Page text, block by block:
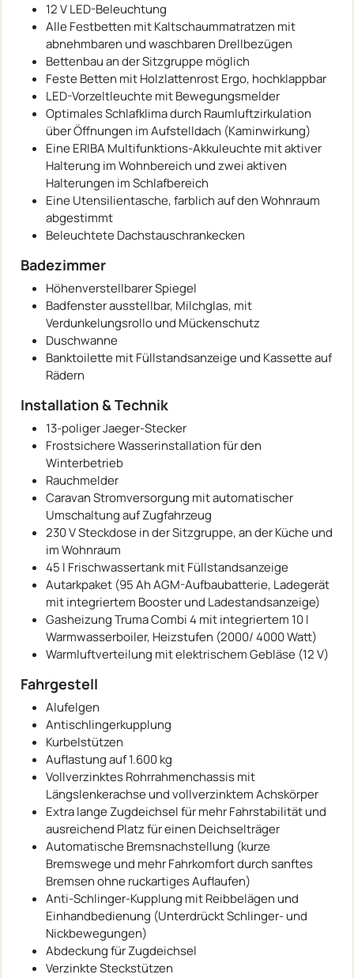
12 V LED-Beleuchtung
Alle Festbetten mit Kaltschaummatratzen mit
abnehmbaren und waschbaren Drellbezügen
Bettenbau an der Sitzgruppe möglich
Feste Betten mit Holzlattenrost Ergo, hochklappbar
LED-Vorzeltleuchte mit Bewegungsmelder
Optimales Schlafklima durch Raumluftzirkulation
über Öffnungen im Aufstelldach (Kaminwirkung)
Eine ERIBA Multifunktions-Akkuleuchte mit aktiver
Halterung im Wohnbereich und zwei aktiven
Halterungen im Schlafbereich
Eine Utensilientasche, farblich auf den Wohnraum
abgestimmt
Beleuchtete Dachstauschrankecken
Badezimmer
Höhenverstellbarer Spiegel
Badfenster ausstellbar, Milchglas, mit
Verdunkelungsrollo und Mückenschutz
Duschwanne
Banktoilette mit Füllstandsanzeige und Kassette auf
Rädern
Installation & Technik
13-poliger Jaeger-Stecker
Frostsichere Wasserinstallation für den
Winterbetrieb
Rauchmelder
Caravan Stromversorgung mit automatischer
Umschaltung auf Zugfahrzeug
230 V Steckdose in der Sitzgruppe, an der Küche und
im Wohnraum
45 l Frischwassertank mit Füllstandsanzeige
Autarkpaket (95 Ah AGM-Aufbaubatterie, Ladegerät
mit integriertem Booster und Ladestandsanzeige)
Gasheizung Truma Combi 4 mit integriertem 10 l
Warmwasserboiler, Heizstufen (2000/ 4000 Watt)
Warmluftverteilung mit elektrischem Gebläse (12 V)
Fahrgestell
Alufelgen
Antischlingerkupplung
Kurbelstützen
Auflastung auf 1.600 kg
Vollverzinktes Rohrrahmenchassis mit
Längslenkerachse und vollverzinktem Achskörper
Extra lange Zugdeichsel für mehr Fahrstabilität und
ausreichend Platz für einen Deichselträger
Automatische Bremsnachstellung (kurze
Bremswege und mehr Fahrkomfort durch sanftes
Bremsen ohne ruckartiges Auflaufen)
Anti-Schlinger-Kupplung mit Reibbelägen und
Einhandbedienung (Unterdrückt Schlinger- und
Nickbewegungen)
Abdeckung für Zugdeichsel
Verzinkte Steckstützen